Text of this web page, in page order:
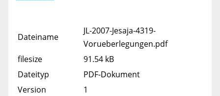
Dateiname
JL-2007-Jesaja-4319-
Vorueberlegungen.pdf
filesize
91.54 kB
Dateityp
PDF-Dokument
Version
1